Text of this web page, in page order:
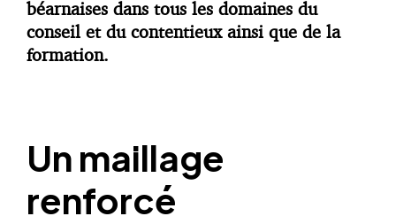
béarnaises dans tous les domaines du
conseil et du contentieux ainsi que de la
formation.
Un maillage
renforcé